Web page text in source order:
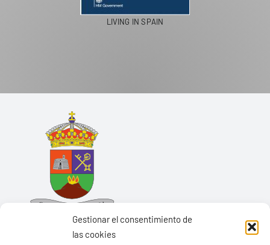
Gestionar el consentimiento de
las cookies
LIVING IN SPAIN